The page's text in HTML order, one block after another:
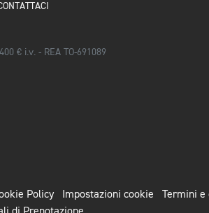
€ i.v. - REA TO-691089
Policy Impostazioni cookie
Termini e